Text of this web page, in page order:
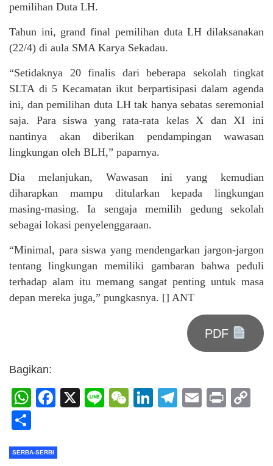
pemilihan Duta LH.
Tahun ini, grand final pemilihan duta LH dilaksanakan
(22/4) di aula SMA Karya Sekadau.
“Setidaknya 20 finalis dari beberapa sekolah tingkat
SLTA di 5 Kecamatan ikut berpartisipasi dalam agenda
ini, dan pemilihan duta LH tak hanya sebatas seremonial
saja. Para siswa yang rata-rata kelas X dan XI ini
nantinya akan diberikan pendampingan wawasan
lingkungan oleh BLH,” paparnya.
Dia melanjukan, Wawasan ini yang kemudian
diharapkan mampu ditularkan kepada lingkungan
masing-masing. Ia sengaja memilih gedung sekolah
sebagai lokasi penyelenggaraan.
“Minimal, para siswa yang mendengarkan jargon-jargon
tentang lingkungan memiliki gambaran bahwa peduli
terhadap alam itu memang sangat penting untuk masa
depan mereka juga,” pungkasnya. [] ANT
PDF
Bagikan:
WhatsApp
Facebook
X LineWeChat
LinkedIn
Telegram
Email
Print
SERBA-SERBI